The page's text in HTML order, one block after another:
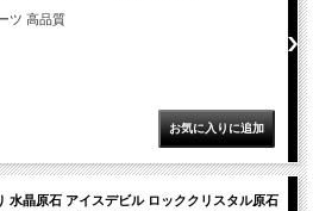
ツ 高品質
水晶原石 アイスデビル ロッククリスタル原石